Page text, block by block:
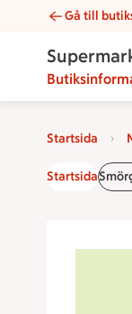
Medelhavet |
Gå till
Startsida
Startsida